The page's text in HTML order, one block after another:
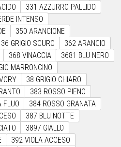
331 AZZURRO PALLIDO
INTENSO
350 ARANCIONE
36 GRIGIO SCURO
362 ARANCIO
368 VINACCIA
3681 BLU NERO
MARRONCINO
38 GRIGIO CHIARO
383 ROSSO PIENO
FLUO
384 ROSSO GRANATA
387 BLU NOTTE
3897 GIALLO
392 VIOLA ACCESO